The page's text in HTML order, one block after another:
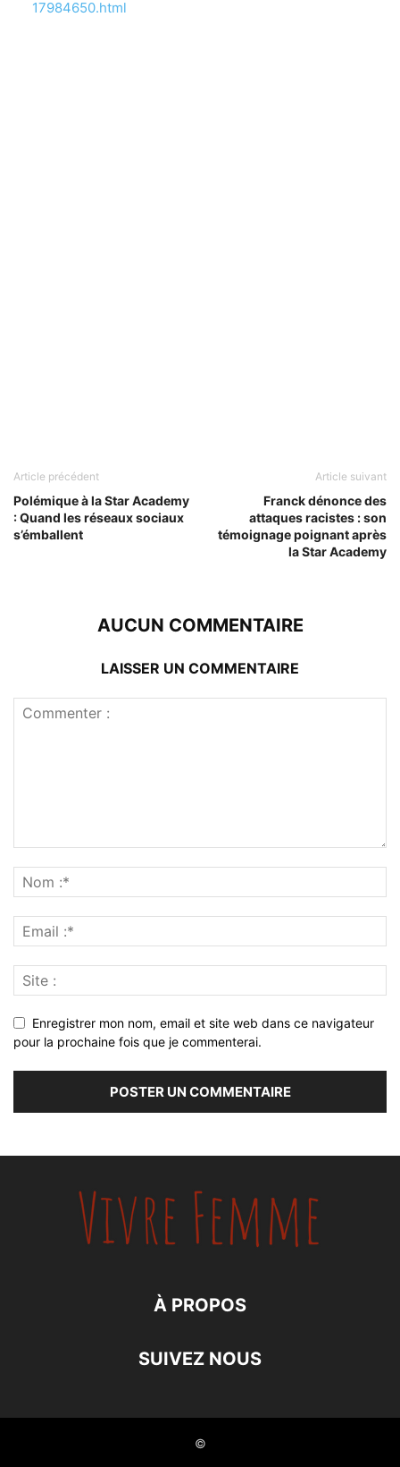
17984650.html
Article précédent
Polémique à la Star Academy
: Quand les réseaux sociaux
s’émballent
Article suivant
Franck dénonce des
attaques racistes : son
témoignage poignant après
la Star Academy
AUCUN COMMENTAIRE
LAISSER UN COMMENTAIRE
Enregistrer mon nom, email et site web dans ce navigateur
pour la prochaine fois que je commenterai.
À PROPOS
SUIVEZ NOUS
©